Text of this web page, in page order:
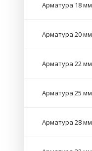
Арматура 18 мм
Арматура 20 мм
Арматура 22 мм
Арматура 25 мм
Арматура 28 мм